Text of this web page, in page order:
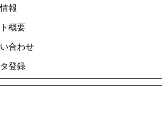
報
概要
合わせ
登録